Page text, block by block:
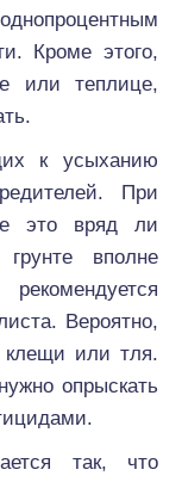
Кроме этого,
или теплице,
к усыханию
При
это вряд ли
вполне
Вероятно,
клещи или тля.
опрыскать
так, что